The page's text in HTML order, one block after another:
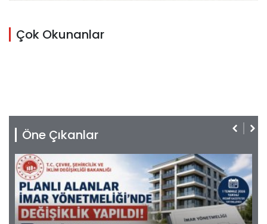
Çok Okunanlar
Öne Çıkanlar